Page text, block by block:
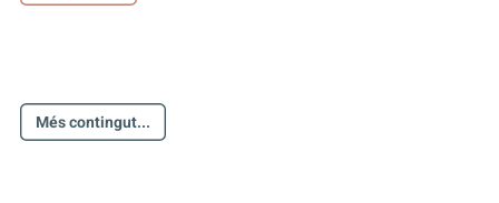
Més contingut...